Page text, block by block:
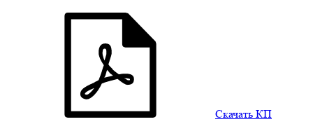
Скачать КП